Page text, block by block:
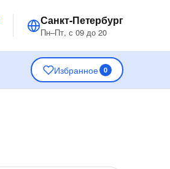
Санкт-Петербург
Пн–Пт, с 09 до 20
Избранное 0